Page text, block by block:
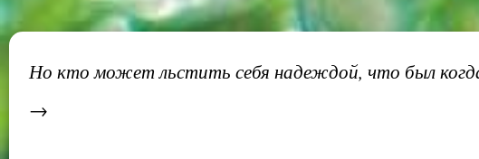
Но кто может льстить себя надеждой, что был
→